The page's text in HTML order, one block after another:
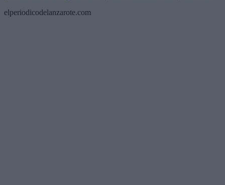
elperiodicodelanzarote.com